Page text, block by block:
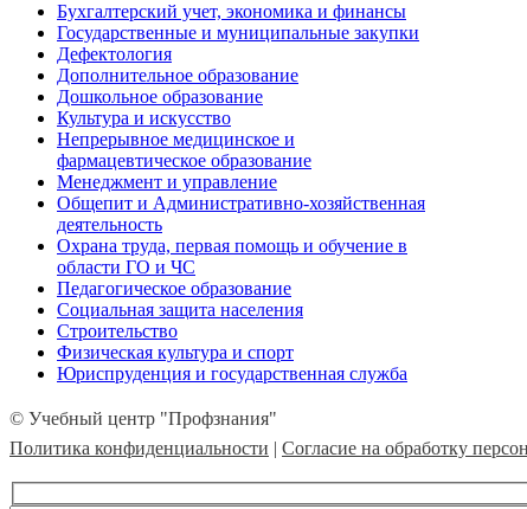
Бухгалтерский учет, экономика и финансы
Государственные и муниципальные закупки
Дефектология
Дополнительное образование
Дошкольное образование
Культура и искусство
Непрерывное медицинское и
фармацевтическое образование
Менеджмент и управление
Общепит и Административно-хозяйственная
деятельность
Охрана труда, первая помощь и обучение в
области ГО и ЧС
Педагогическое образование
Социальная защита населения
Строительство
Физическая культура и спорт
Юриспруденция и государственная служба
© Учебный центр "Профзнания"
Политика конфиденциальности | Согласие на обработку